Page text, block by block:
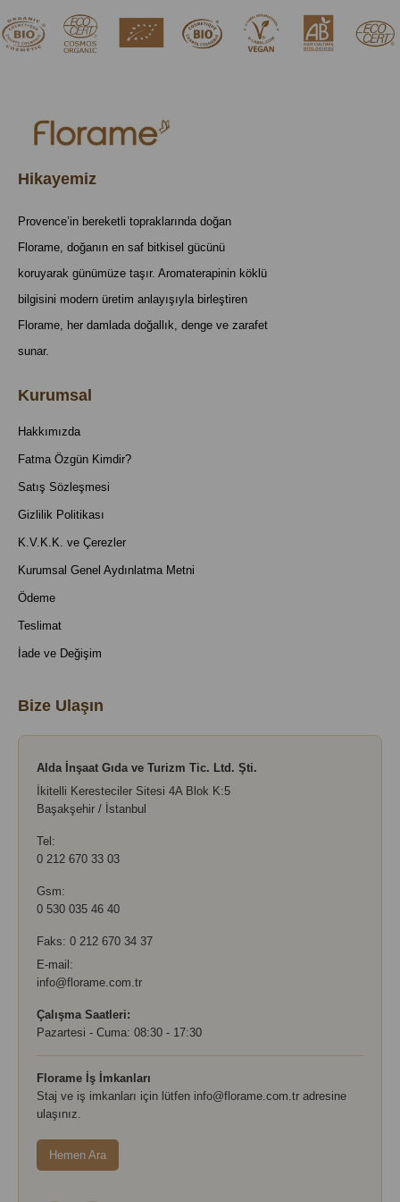
Neden Florame?
dönüşümlü olmalıdır. Florame bütün bunları size sağlar.
Hikayemiz
Provence’in bereketli topraklarında doğan
Florame, doğanın en saf bitkisel gücünü
koruyarak günümüze taşır. Aromaterapinin köklü
bilgisini modern üretim anlayışıyla birleştiren
Florame, her damlada doğallık, denge ve zarafet
sunar.
Kurumsal
Hakkımızda
Fatma Özgün Kimdir?
Satış Sözleşmesi
Gizlilik Politikası
K.V.K.K. ve Çerezler
Kurumsal Genel Aydınlatma Metni
Ödeme
Teslimat
İade ve Değişim
Bize Ulaşın
Alda İnşaat Gıda ve Turizm Tic. Ltd. Şti.
İkitelli Keresteciler Sitesi 4A Blok K:5
Başakşehir / İstanbul
Tel:
0 212 670 33 03
Gsm:
0 530 035 46 40
Faks: 0 212 670 34 37
E-mail:
info@florame.com.tr
Çalışma Saatleri:
Pazartesi - Cuma: 08:30 - 17:30
Florame İş İmkanları
Staj ve iş imkanları için lütfen info@florame.com.tr adresine
ulaşınız.
Hemen Ara